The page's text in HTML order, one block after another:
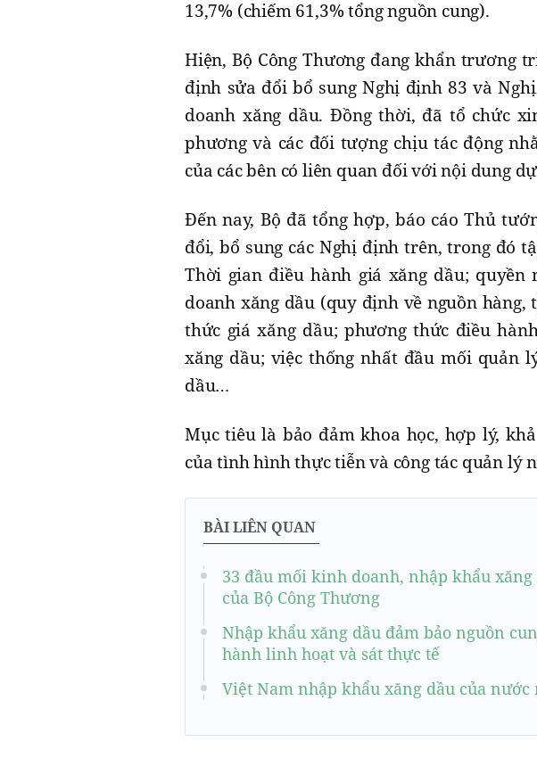
13,7% (chiếm 61,3% tổng nguồn cung).
Hiện, Bộ Công Thương đang khẩn trương
định sửa đổi bổ sung Nghị định 83 và
doanh xăng dầu. Đồng thời, đã tổ chức
phương và các đối tượng chịu tác động
của các bên có liên quan đối với nội dung
Đến nay, Bộ đã tổng hợp, báo cáo Thủ
đổi, bổ sung các Nghị định trên, trong đó
Thời gian điều hành giá xăng dầu;
doanh xăng dầu (quy định về nguồn
thức giá xăng dầu; phương thức điều
xăng dầu; việc thống nhất đầu mối quản
dầu…
Mục tiêu là bảo đảm khoa học, hợp lý,
của tình hình thực tiễn và công tác quản lý
BÀI LIÊN QUAN
33 đầu mối kinh doanh, nhập khẩu
của Bộ Công Thương
Nhập khẩu xăng dầu đảm bảo nguồn
hành linh hoạt và sát thực tế
Việt Nam nhập khẩu xăng dầu của nước